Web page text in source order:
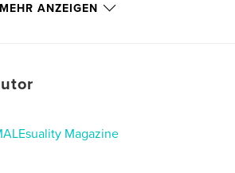
US Letter-Format, 22×28 cm
MEHR ANZEIGEN
Magazine